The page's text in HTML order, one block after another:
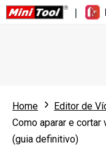
|
Novidades
Recursos
Home
Editor de
Como aparar e
(guia definitivo)